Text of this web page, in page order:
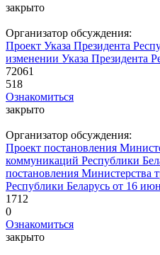
закрыто
Организатор обсуждения:
Проект Указа Президента
изменении Указа Президента
72061
518
Ознакомиться
закрыто
Организатор обсуждения:
Проект постановления
коммуникаций Республики
постановления Министерства
Республики Беларусь от 16
1712
0
Ознакомиться
закрыто